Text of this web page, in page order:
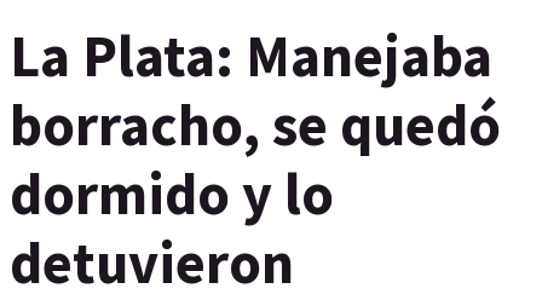
La Plata: Manejaba
borracho, se quedó
dormido y lo
detuvieron